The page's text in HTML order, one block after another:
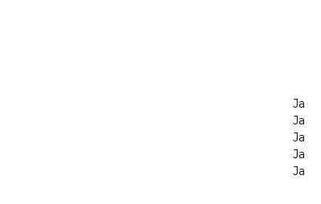
Ja
Ja
Ja
Ja
Ja